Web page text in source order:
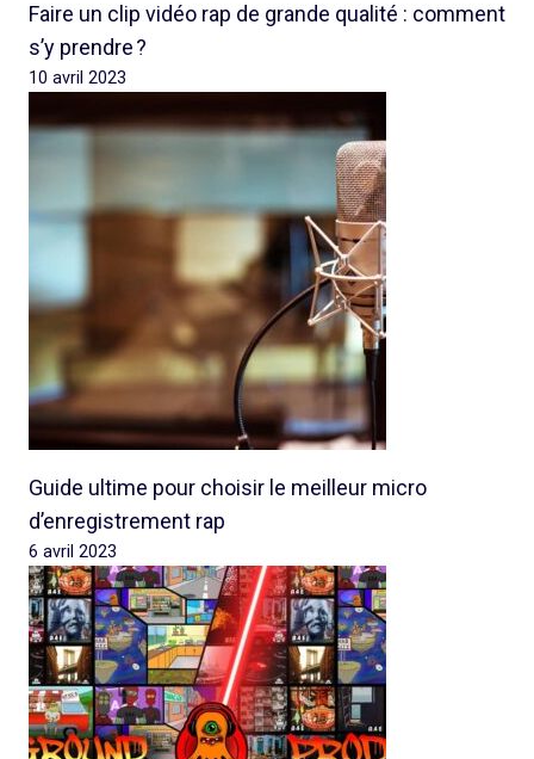
Faire un clip vidéo rap de grande qualité : comment
s’y prendre ?
10 avril 2023
Guide ultime pour choisir le meilleur micro
d’enregistrement rap
6 avril 2023